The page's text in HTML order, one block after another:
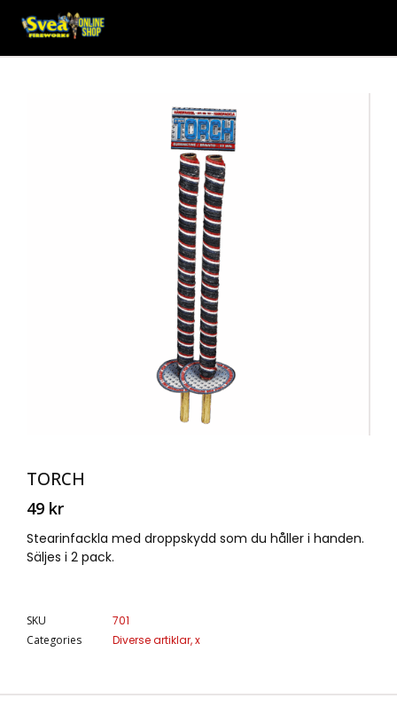
TORCH
49 kr
Stearinfackla med droppskydd som du håller i handen.
Säljes i 2 pack.
SKU
701
Categories
Diverse artiklar,x